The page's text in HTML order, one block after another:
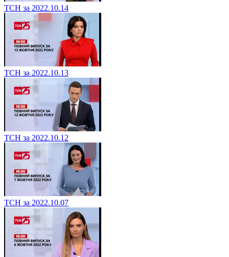
ТСН за 2022.10.14
ТСН за 2022.10.13
ТСН за 2022.10.12
ТСН за 2022.10.07